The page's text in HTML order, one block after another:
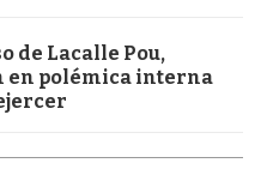
de Lacalle Pou,
en polémica interna